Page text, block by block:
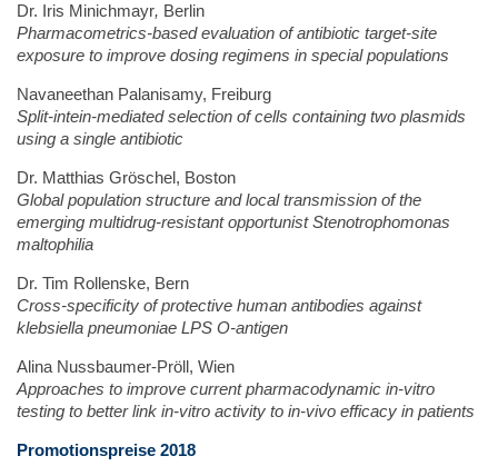
Dr. Iris Minichmayr, Berlin
Pharmacometrics-based evaluation of antibiotic target-site
exposure to improve dosing regimens in special populations
Navaneethan Palanisamy, Freiburg
Split-intein-mediated selection of cells containing two plasmids
using a single antibiotic
Dr. Matthias Gröschel, Boston
Global population structure and local transmission of the
emerging multidrug-resistant opportunist Stenotrophomonas
maltophilia
Dr. Tim Rollenske, Bern
Cross-specificity of protective human antibodies against
klebsiella pneumoniae LPS O-antigen
Alina Nussbaumer-Pröll, Wien
Approaches to improve current pharmacodynamic in-vitro
testing to better link in-vitro activity to in-vivo efficacy in patients
Promotionspreise 2018